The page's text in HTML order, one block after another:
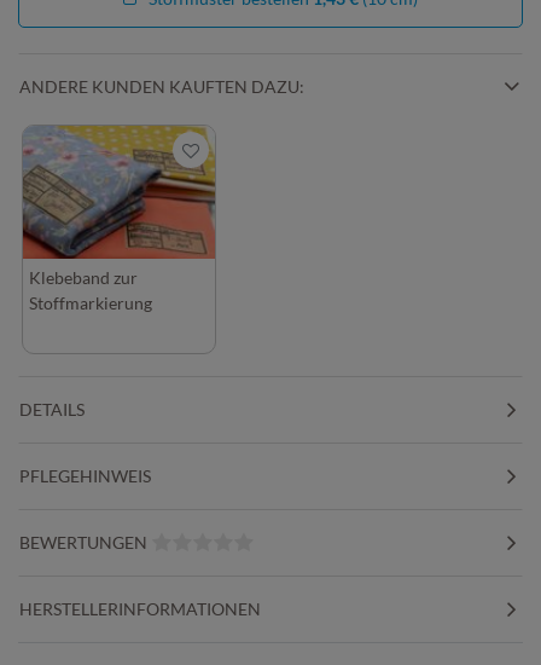
ANDERE KUNDEN KAUFTEN DAZU:
Klebeband zur
Stoffmarkierung
DETAILS
PFLEGEHINWEIS
BEWERTUNGEN
HERSTELLERINFORMATIONEN